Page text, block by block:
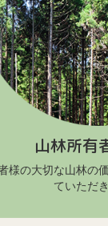
山林所有
様の大切な山林の
ていただ